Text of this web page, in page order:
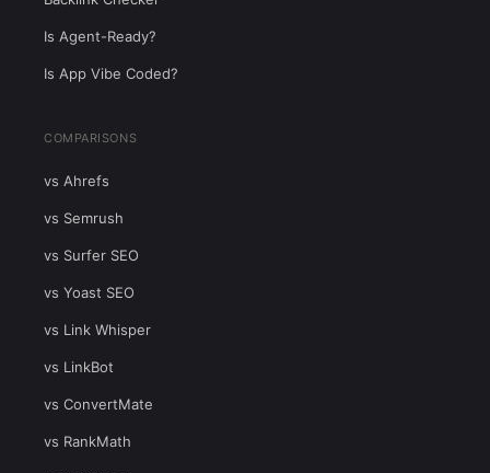
Is Agent-Ready?
Is App Vibe Coded?
COMPARISONS
vs Ahrefs
vs Semrush
vs Surfer SEO
vs Yoast SEO
vs Link Whisper
vs LinkBot
vs ConvertMate
vs RankMath